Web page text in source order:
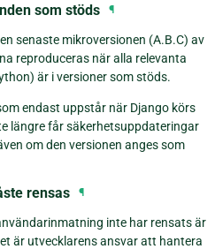
som stöds ¶
senaste mikroversionen (A.B.C) av
reproduceras när alla relevanta
är i versioner som stöds.
endast uppstår när Django körs
längre får säkerhetsuppdateringar
om den versionen anges som
rensas ¶
inte har rensats är
är utvecklarens ansvar att hantera